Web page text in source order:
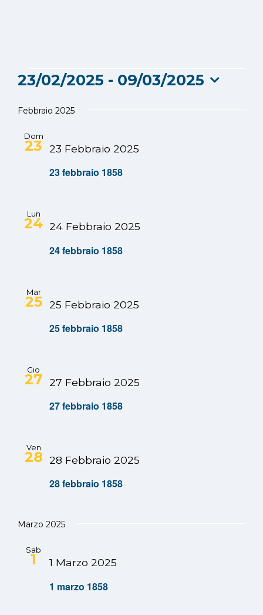
Eventi
23/02/2025 - 09/03/2025
la
Febbraio 2025
Dom
23
23 febbraio 1858
23 Febbraio 2025
Lun
24
24 febbraio 1858
24 Febbraio 2025
Mar
25
25 febbraio 1858
25 Febbraio 2025
Gio
27
27 febbraio 1858
27 Febbraio 2025
Ven
28
28 febbraio 1858
28 Febbraio 2025
Marzo 2025
Sab
1
1 marzo 1858
1 Marzo 2025